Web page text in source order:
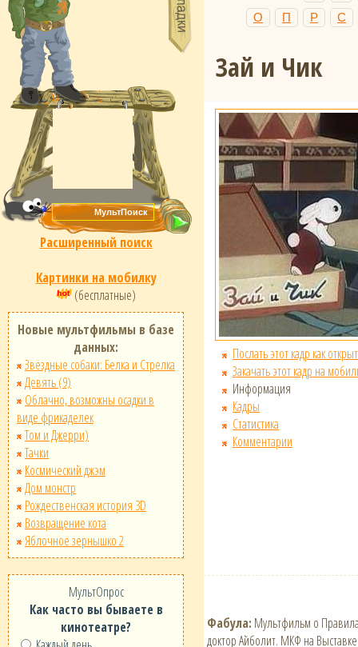
Расширенный поиск
Картинки на мобилку
(бесплатные)
Новые мультфильмы в базе
данных:
Звёздные собаки: Белка и Стрелка
Девять (9)
Облачно, возможны осадки в
виде фрикаделек
Том и Джерри)
Тачки
Космический джэм
Дом монстр
Рождественская история 3D
Возвращение кота
Яблочное зернышко 2
МультОпрос
Как часто вы бываете в
кинотеатре?
О
П Р С
Зай и Чик
Послать этот кадр как
Закачать этот кадр на
Информация
Кадры
Статистика
Комментарии
Фабула: Мультфильм о
доктор Айболит. МКФ на